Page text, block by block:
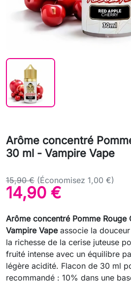
Arôme concentré
30 ml - Vampire Vape
15,90 € (Économisez 1,00 €)
14,90 €
Arôme concentré Pomme Rouge
Vampire Vapeassocie la
la richesse de la cerise juteuse
fruité intense avec un équilibre
légère acidité. Flacon de 30 ml
recommandé : 10% dans une